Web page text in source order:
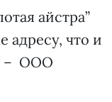
айстра”
адресу, что и
– ООО